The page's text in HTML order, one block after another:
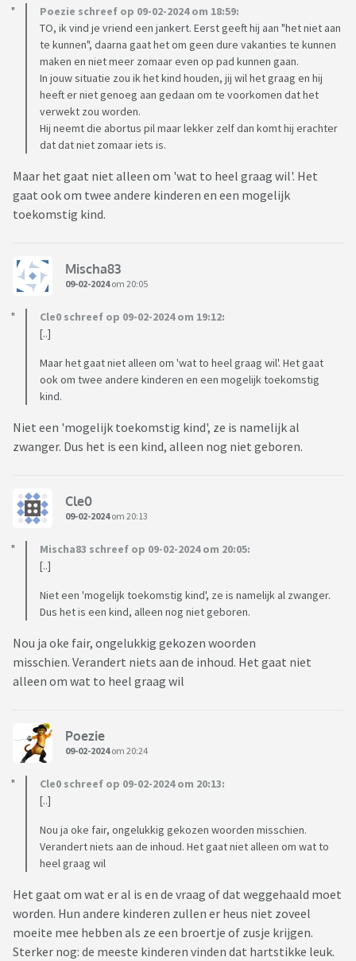
Poezie schreef op 09-02-2024 om 18:59:
TO, ik vind je vriend een jankert. Eerst geeft hij aan "het niet aan
te kunnen", daarna gaat het om geen dure vakanties te kunnen
maken en niet meer zomaar even op pad kunnen gaan.
In jouw situatie zou ik het kind houden, jij wil het graag en hij
heeft er niet genoeg aan gedaan om te voorkomen dat het
verwekt zou worden.
Hij neemt die abortus pil maar lekker zelf dan komt hij erachter
dat dat niet zomaar iets is.
Maar het gaat niet alleen om 'wat to heel graag wil'. Het
gaat ook om twee andere kinderen en een mogelijk
toekomstig kind.
Mischa83
09-02-2024om 20:05
Cle0 schreef op 09-02-2024 om 19:12:
[..]
Maar het gaat niet alleen om 'wat to heel graag wil'. Het gaat
ook om twee andere kinderen en een mogelijk toekomstig
kind.
Niet een 'mogelijk toekomstig kind', ze is namelijk al
zwanger. Dus het is een kind, alleen nog niet geboren.
Cle0
09-02-2024om 20:13
Mischa83 schreef op 09-02-2024 om 20:05:
[..]
Niet een 'mogelijk toekomstig kind', ze is namelijk al zwanger.
Dus het is een kind, alleen nog niet geboren.
Nou ja oke fair, ongelukkig gekozen woorden
misschien. Verandert niets aan de inhoud. Het gaat niet
alleen om wat to heel graag wil
Poezie
09-02-2024om 20:24
Cle0 schreef op 09-02-2024 om 20:13:
[..]
Nou ja oke fair, ongelukkig gekozen woorden misschien.
Verandert niets aan de inhoud. Het gaat niet alleen om wat to
heel graag wil
Het gaat om wat er al is en de vraag of dat weggehaald moet
worden. Hun andere kinderen zullen er heus niet zoveel
moeite mee hebben als ze een broertje of zusje krijgen.
Sterker nog: de meeste kinderen vinden dat hartstikke leuk.